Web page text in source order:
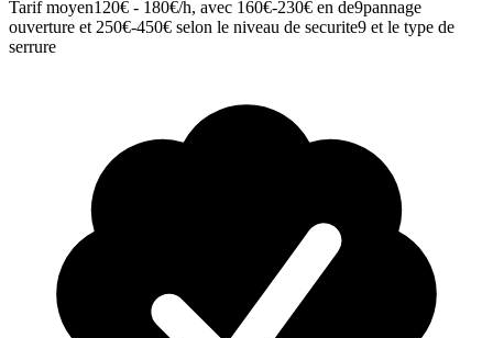
Tarif moyen120€ - 180€/h, avec 160€-230€ en de9pannage
ouverture et 250€-450€ selon le niveau de securite9 et le type de
serrure